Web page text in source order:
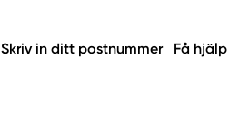
Skriv in ditt postnummer Få hjälp